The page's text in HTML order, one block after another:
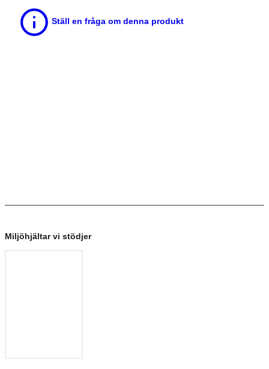
Ställ en fråga om denna produkt
Miljöhjältar vi stödjer